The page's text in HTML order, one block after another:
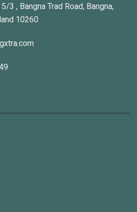
3 , Bangna Trad Road, Bangna,
10260